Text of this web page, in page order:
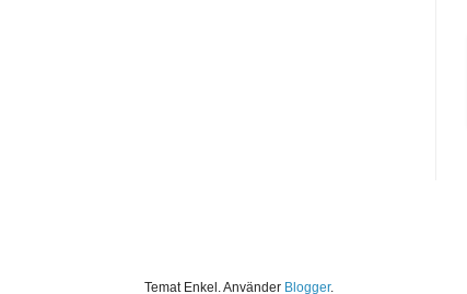
Temat Enkel. Använder Blogger.